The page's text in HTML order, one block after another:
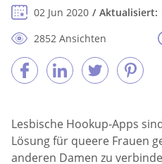
02 Jun 2020 Aktualisiert:
2852 Ansichten
Lesbische Hookup-Apps
Lösung für queere Frauen
anderen Damen zu